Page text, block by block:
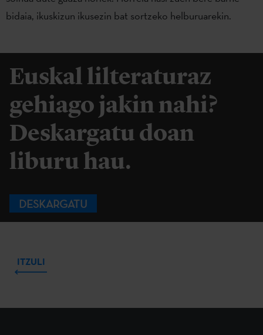
bidaia, ikuskizun ikusezin bat sortzeko helburuarekin.
Euskal lilteraturaz
gehiago jakin nahi?
Deskargatu doan
liburu hau.
DESKARGATU
ITZULI